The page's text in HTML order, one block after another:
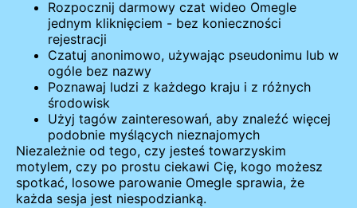
Rozpocznij darmowy czat wideo Omegle
jednym kliknięciem - bez konieczności
rejestracji
Czatuj anonimowo, używając pseudonimu lub w
ogóle bez nazwy
Poznawaj ludzi z każdego kraju i z różnych
środowisk
Użyj tagów zainteresowań, aby znaleźć więcej
podobnie myślących nieznajomych
Niezależnie od tego, czy jesteś towarzyskim
motylem, czy po prostu ciekawi Cię, kogo możesz
spotkać, losowe parowanie Omegle sprawia, że
każda sesja jest niespodzianką.